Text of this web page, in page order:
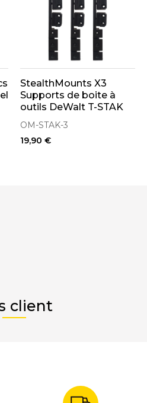
StealthMounts X3
Supports de boite à
outils DeWalt T-STAK
OM-STAK-3
OM-STAK-3
19,90 €
client